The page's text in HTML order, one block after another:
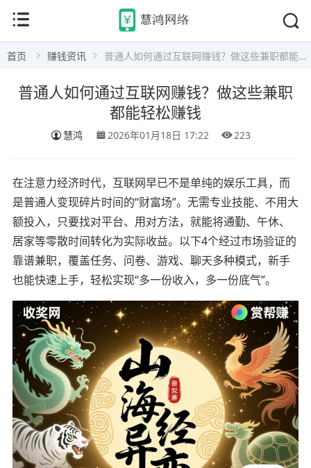
首页 赚钱资讯 普通人如何通过互联网赚钱？做这些兼职都能轻松赚钱
普通人如何通过互联网赚钱？做这些兼职
都能轻松赚钱
慧鸿 2026年01月18日 17:22 223
在注意力经济时代，互联网早已不是单纯的娱乐工具，而
是普通人变现碎片时间的“财富场”。无需专业技能、不用大
额投入，只要找对平台、用对方法，就能将通勤、午休、
居家等零散时间转化为实际收益。以下4个经过市场验证的
靠谱兼职，覆盖任务、问卷、游戏、聊天多种模式，新手
也能快速上手，轻松实现“多一份收入，多一份底气”。